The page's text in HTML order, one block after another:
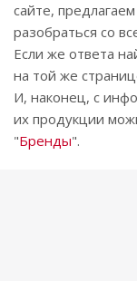
сайте,
разобраться со
Если же ответа
на той же
И, наконец, с
их продукции
"Бренды".